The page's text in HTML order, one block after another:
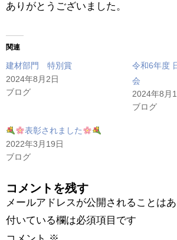
ありがとうございました。
関連
建材部門 特別賞
2024年8月2日
ブログ
令和6年度
会
2024年8月
ブログ
表彰されました
2022年3月19日
ブログ
コメントを残す
メールアドレスが公開されることはあ
付いている欄は必須項目です